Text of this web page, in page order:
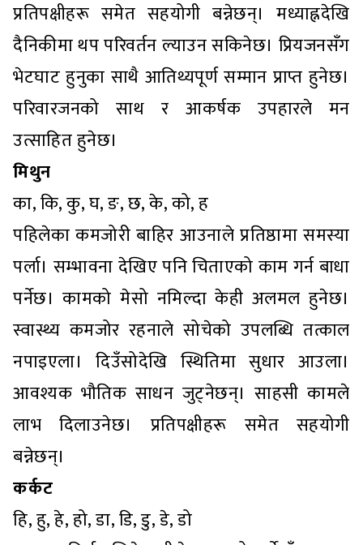
प्रतिपक्षीहरू समेत सहयोगी बन्नेछन्। मध्याह्नदेखि
दैनिकीमा थप परिवर्तन ल्याउन सकिनेछ। प्रियजनसँग
भेटघाट हुनुका साथै आतिथ्यपूर्ण सम्मान प्राप्त हुनेछ।
परिवारजनको साथ र आकर्षक उपहारले मन
उत्साहित हुनेछ।
मिथुन
का, कि, कु, घ, ङ, छ, के, को, ह
पहिलेका कमजोरी बाहिर आउनाले प्रतिष्ठामा समस्या
पर्ला। सम्भावना देखिए पनि चिताएको काम गर्न बाधा
पर्नेछ। कामको मेसो नमिल्दा केही अलमल हुनेछ।
स्वास्थ्य कमजोर रहनाले सोचेको उपलब्धि तत्काल
नपाइएला। दिउँसोदेखि स्थितिमा सुधार आउला।
आवश्यक भौतिक साधन जुट्नेछन्। साहसी कामले
लाभ दिलाउनेछ। प्रतिपक्षीहरू समेत सहयोगी
बन्नेछन्।
कर्कट
हि, हु, हे, हो, डा, डि, डु, डे, डो